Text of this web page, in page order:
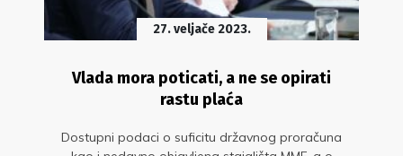
27. veljače 2023.
Vlada mora poticati, a ne se opirati
rastu plaća
Dostupni podaci o suficitu državnog proračuna